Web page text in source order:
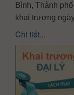
Bình, Thành
khai trương
Chi tiết...